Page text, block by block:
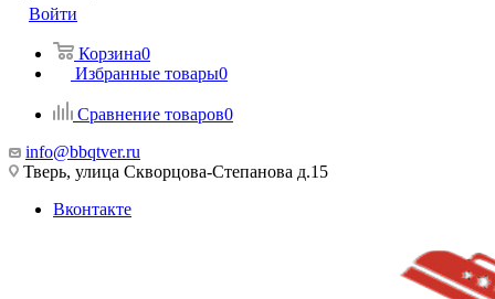
Войти
Корзина0
Избранные товары0
Сравнение товаров0
info@bbqtver.ru
Тверь, улица Скворцова-Степанова д.15
Вконтакте